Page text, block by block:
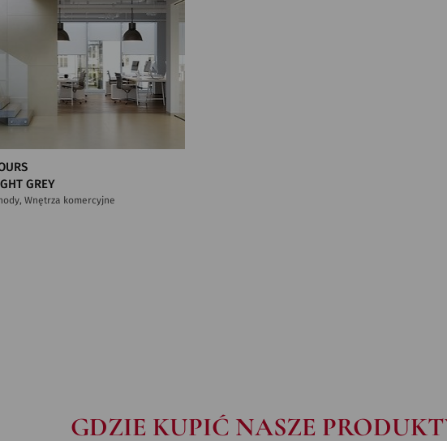
GREY
Wnętrza komercyjne
GDZIE KUPIĆ NASZE